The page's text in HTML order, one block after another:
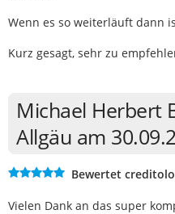
Wenn es so weiterläuft dann
Kurz gesagt, sehr zu
Michael Herbert
Allgäu am
Bewertet
Vielen Dank an das super